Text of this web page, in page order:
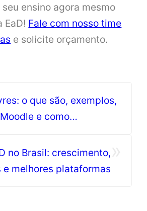
ensino agora mesmo
EaD! Fale com nosso time
e solicite orçamento.
o que são, exemplos,
e como
no Brasil: crescimento,
e melhores plataformas